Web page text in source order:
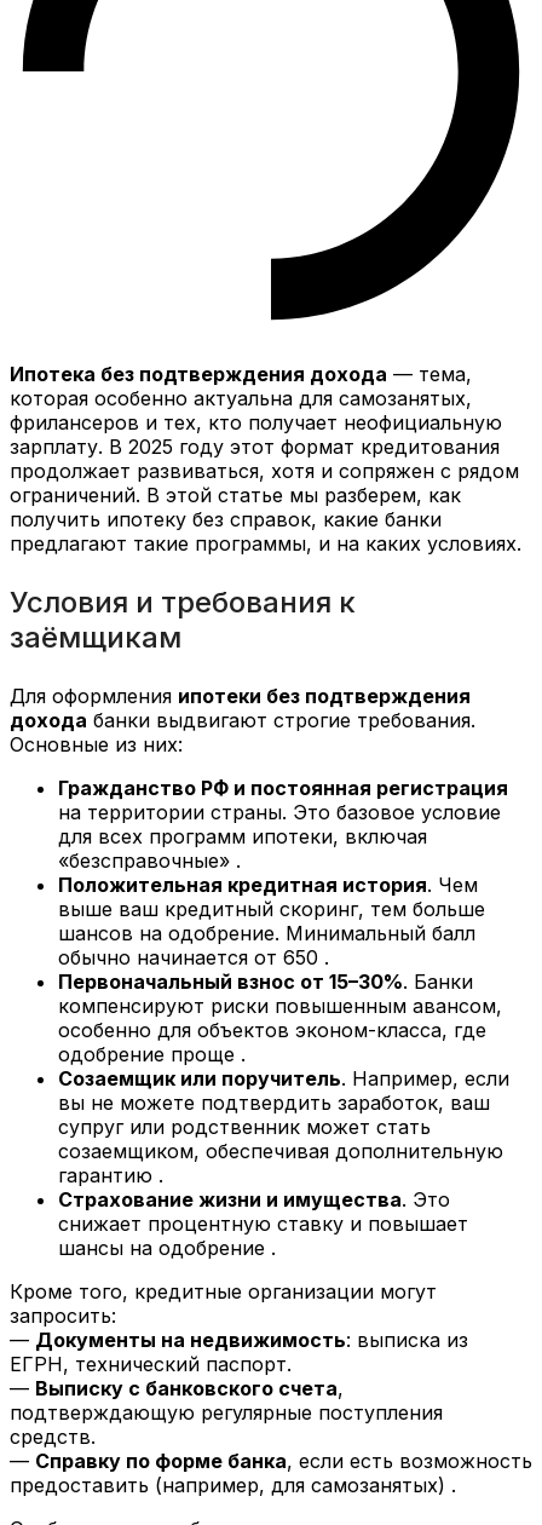
Ипотека без подтверждения дохода — тема,
которая особенно актуальна для самозанятых,
фрилансеров и тех, кто получает неофициальную
зарплату. В 2025 году этот формат кредитования
продолжает развиваться, хотя и сопряжен с рядом
ограничений. В этой статье мы разберем, как
получить ипотеку без справок, какие банки
предлагают такие программы, и на каких условиях.
Условия и требования к
заёмщикам
Для оформления ипотеки без подтверждения
дохода банки выдвигают строгие требования.
Основные из них:
Гражданство РФ и постоянная регистрация
на территории страны. Это базовое условие
для всех программ ипотеки, включая
«безсправочные» .
Положительная кредитная история. Чем
выше ваш кредитный скоринг, тем больше
шансов на одобрение. Минимальный балл
обычно начинается от 650 .
Первоначальный взнос от 15–30%. Банки
компенсируют риски повышенным авансом,
особенно для объектов эконом-класса, где
одобрение проще .
Созаемщик или поручитель. Например, если
вы не можете подтвердить заработок, ваш
супруг или родственник может стать
созаемщиком, обеспечивая дополнительную
гарантию .
Страхование жизни и имущества. Это
снижает процентную ставку и повышает
шансы на одобрение .
Кроме того, кредитные организации могут
запросить:
— Документы на недвижимость: выписка из
ЕГРН, технический паспорт.
— Выписку с банковского счета,
подтверждающую регулярные поступления
средств.
— Справку по форме банка, если есть возможность
предоставить (например, для самозанятых) .